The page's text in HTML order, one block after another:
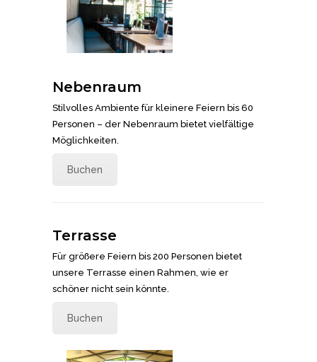
Nebenraum
Stilvolles Ambiente für kleinere Feiern bis 60
Personen – der Nebenraum bietet vielfältige
Möglichkeiten.
Buchen
Terrasse
Für größere Feiern bis 200 Personen bietet
unsere Terrasse einen Rahmen, wie er
schöner nicht sein könnte.
Buchen